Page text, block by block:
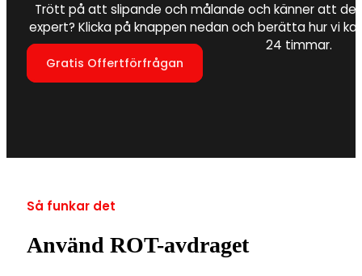
Trött på att slipande och målande och känner att
expert? Klicka på knappen nedan och berätta hur vi
24 timmar.
Gratis Offertförfrågan
Så funkar det
Använd ROT-avdraget